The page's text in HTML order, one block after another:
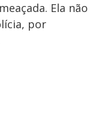
Ela não
por